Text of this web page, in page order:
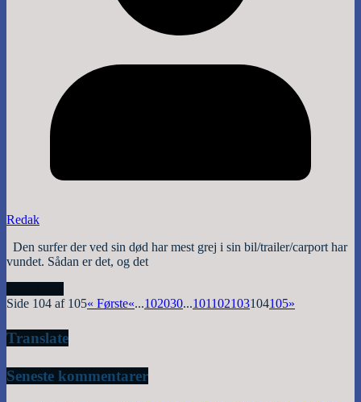
Redak
Den surfer der ved sin død har mest grej i sin bil/trailer/carport har
vundet. Sådan er det, og det
Side 104 af 105« Første«...102030...101102103104105»
Translate
Seneste kommentarer